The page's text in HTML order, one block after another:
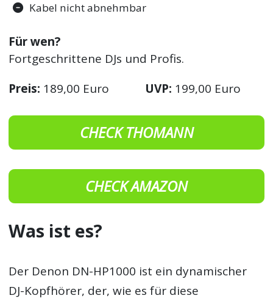
Kabel nicht abnehmbar
Für wen?
Fortgeschrittene DJs und Profis.
Preis: 189,00 Euro UVP: 199,00 Euro
CHECK THOMANN
CHECK AMAZON
Was ist es?
Der Denon DN-HP1000 ist ein dynamischer
DJ-Kopfhörer, der, wie es für diese